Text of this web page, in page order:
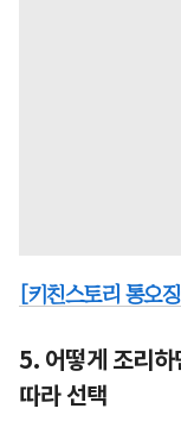
[키친스토리 통오
5. 어떻게 조리하
따라 선택